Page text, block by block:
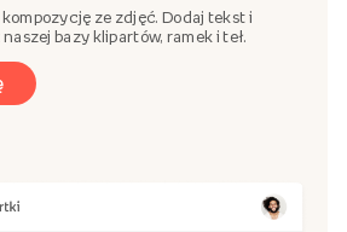
ze zdjęć. Dodaj tekst i
bazy klipartów, ramek i teł.